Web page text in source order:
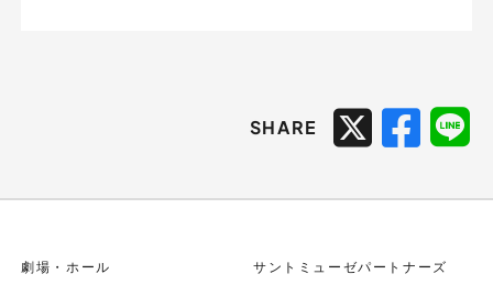
SHARE
劇場・ホール
サントミューゼパートナーズ